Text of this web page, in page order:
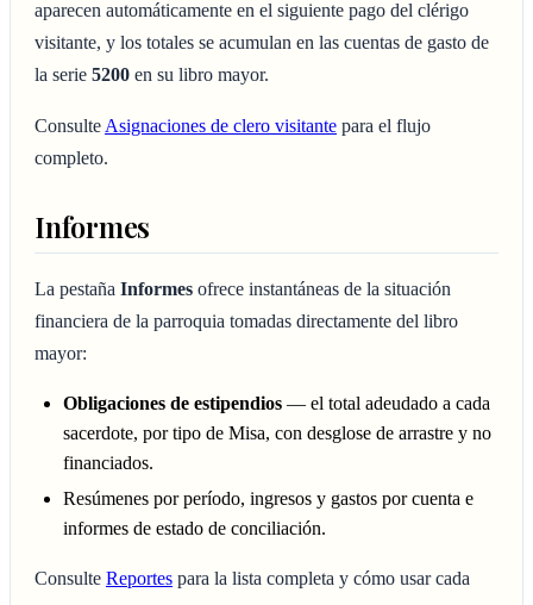
aparecen automáticamente en el siguiente pago del clérigo
visitante, y los totales se acumulan en las cuentas de gasto de
la serie 5200 en su libro mayor.
Consulte Asignaciones de clero visitante para el flujo
completo.
Informes
La pestaña Informes ofrece instantáneas de la situación
financiera de la parroquia tomadas directamente del libro
mayor:
Obligaciones de estipendios — el total adeudado a cada
sacerdote, por tipo de Misa, con desglose de arrastre y no
financiados.
Resúmenes por período, ingresos y gastos por cuenta e
informes de estado de conciliación.
Consulte Reportes para la lista completa y cómo usar cada